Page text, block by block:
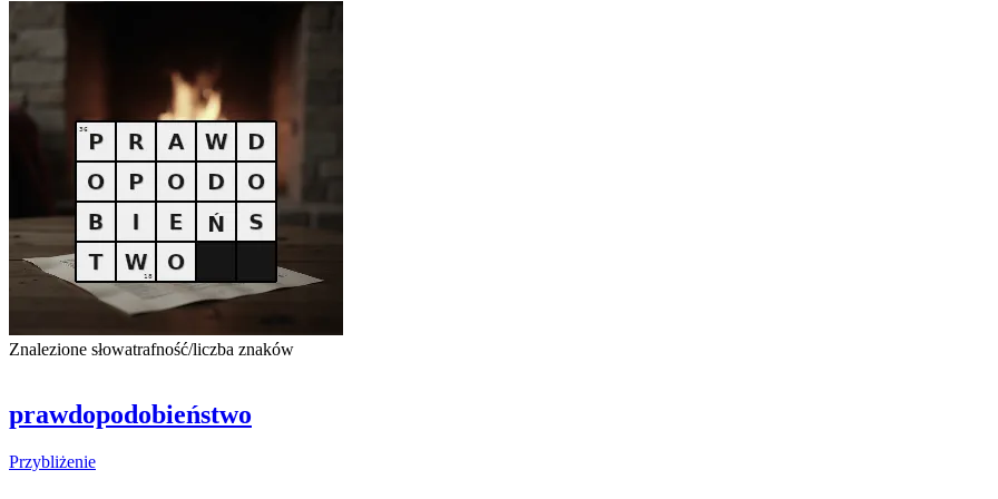
Znalezione słowatrafność/liczba znaków
prawdopodobieństwo
Przybliżenie